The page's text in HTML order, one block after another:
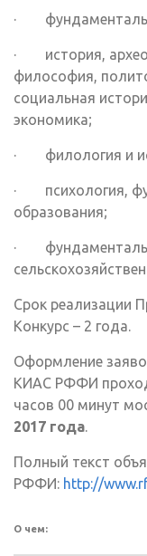
·
· история,
философия,
социальная
экономика;
· филология и
· психология,
образования;
·
Срок реализации
Конкурс – 2 года.
Оформление
КИАС РФФИ
часов 00 минут
2017 года.
Полный текст
РФФИ: http://
О чем: